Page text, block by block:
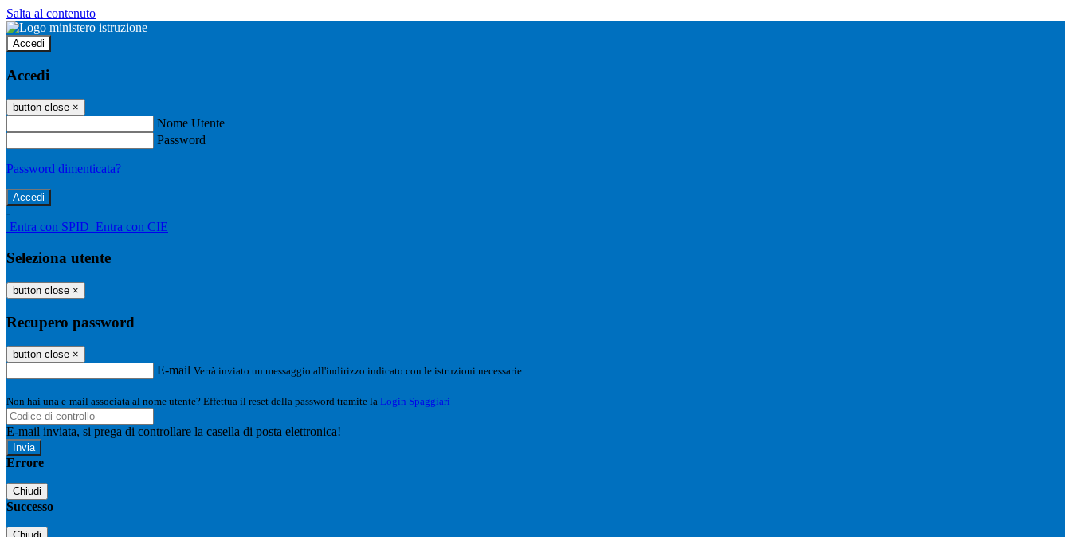
Salta al contenuto
Accedi
Accedi
button close ×
Nome Utente
Password
Password dimenticata?
-
Entra con SPID Entra con CIE
Seleziona utente
button close ×
Recupero password
button close ×
E-mail Verrà inviato un messaggio all'indirizzo indicato con le istruzioni necessarie.
Non hai una e-mail associata al nome utente? Effettua il reset della password tramite la Login Spaggiari
E-mail inviata, si prega di controllare la casella di posta elettronica!
Errore
Chiudi
Successo